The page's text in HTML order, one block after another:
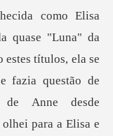
Elisa
quase "Luna" da
estes títulos, ela se
fazia questão de
Anne